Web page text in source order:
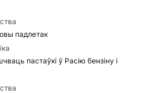
падлетак
пастаўкі ў Расію бензіну і